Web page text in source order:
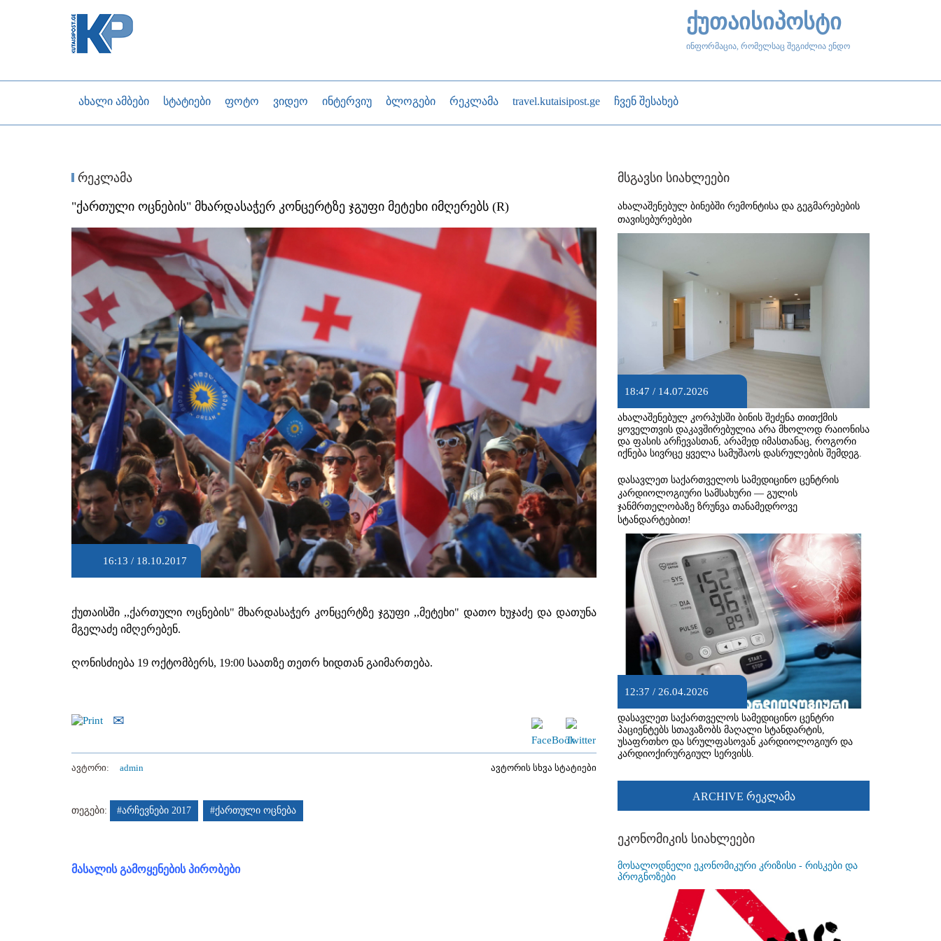
ქუთაისიპოსტი
ინფორმაცია, რომელსაც შეგიძლია ენდო
ახალი ამბები სტატიები ფოტო ვიდეო ინტერვიუ ბლოგები რეკლამა travel.kutaisipost.ge ჩვენ შესახებ
რეკლამა
"ქართული ოცნების" მხარდასაჭერ კონცერტზე ჯგუფი მეტეხი იმღერებს (R)
16:13 / 18.10.2017
ქუთაისში ,,ქართული ოცნების" მხარდასაჭერ კონცერტზე ჯგუფი ,,მეტეხი" დათო ხუჯაძე და დათუნა
მგელაძე იმღერებენ.
ღონისძიება 19 ოქტომბერს, 19:00 საათზე თეთრ ხიდთან გაიმართება.
ავტორი: admin ავტორის სხვა სტატიები
თეგები: #არჩევნები 2017 #ქართული ოცნება
მასალის გამოყენების პირობები
მსგავსი სიახლეები
ახალაშენებულ ბინებში რემონტისა და გეგმარებების
თავისებურებები
18:47 / 14.07.2026
ახალაშენებულ კორპუსში ბინის შეძენა თითქმის
ყოველთვის დაკავშირებულია არა მხოლოდ რაიონისა
და ფასის არჩევასთან, არამედ იმასთანაც, როგორი
იქნება სივრცე ყველა სამუშაოს დასრულების შემდეგ.
დასავლეთ საქართველოს სამედიცინო ცენტრის
კარდიოლოგიური სამსახური — გულის
ჯანმრთელობაზე ზრუნვა თანამედროვე
სტანდარტებით!
12:37 / 26.04.2026
დასავლეთ საქართველოს სამედიცინო ცენტრი
პაციენტებს სთავაზობს მაღალი სტანდარტის,
უსაფრთხო და სრულფასოვან კარდიოლოგიურ და
კარდიოქირურგიულ სერვისს.
ARCHIVE რეკლამა
ეკონომიკის სიახლეები
მოსალოდნელი ეკონომიკური კრიზისი - რისკები და
პროგნოზები